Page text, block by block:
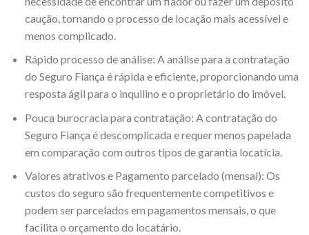
caução, tornando o processo de locação mais acessível e
menos complicado.
Rápido processo de análise: A análise para a contratação
do Seguro Fiança é rápida e eficiente, proporcionando uma
resposta ágil para o inquilino e o proprietário do imóvel.
Pouca burocracia para contratação: A contratação do
Seguro Fiança é descomplicada e requer menos papelada
em comparação com outros tipos de garantia locatícia.
Valores atrativos e Pagamento parcelado (mensal): Os
custos do seguro são frequentemente competitivos e
podem ser parcelados em pagamentos mensais, o que
facilita o orçamento do locatário.